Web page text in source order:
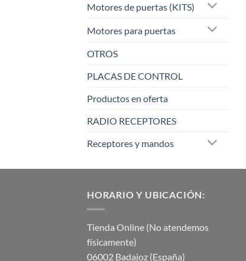
Motores de puertas (KITS)
Motores para puertas
OTROS
PLACAS DE CONTROL
Productos en oferta
RADIO RECEPTORES
Receptores y mandos
HORARIO Y UBICACIÓN:
Tienda Online (No atendemos
físicamente)
06002 Badajoz (España)